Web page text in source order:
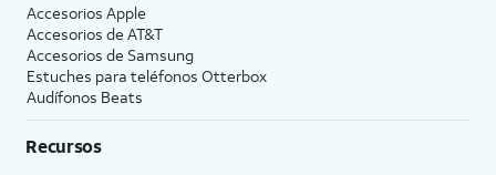
Accesorios Apple
Accesorios de AT&T
Accesorios de Samsung
Estuches para teléfonos Otterbox
Audífonos Beats
Recursos